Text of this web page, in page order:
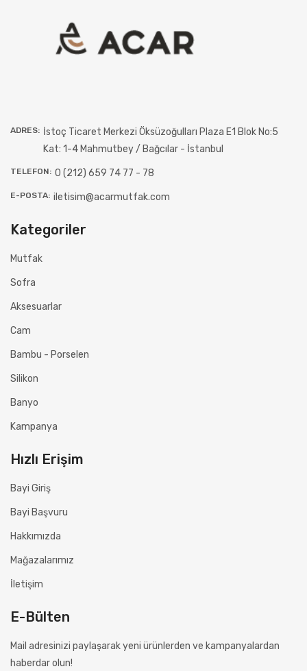
ADRES: İstoç Ticaret Merkezi Öksüzoğulları Plaza E1 Blok No:5
Kat: 1-4 Mahmutbey / Bağcılar - İstanbul
TELEFON: 0 (212) 659 74 77 - 78
E-POSTA: iletisim@acarmutfak.com
Kategoriler
Mutfak
Sofra
Aksesuarlar
Cam
Bambu - Porselen
Silikon
Banyo
Kampanya
Hızlı Erişim
Bayi Giriş
Bayi Başvuru
Hakkımızda
Mağazalarımız
İletişim
E-Bülten
Mail adresinizi paylaşarak yeni ürünlerden ve kampanyalardan
haberdar olun!